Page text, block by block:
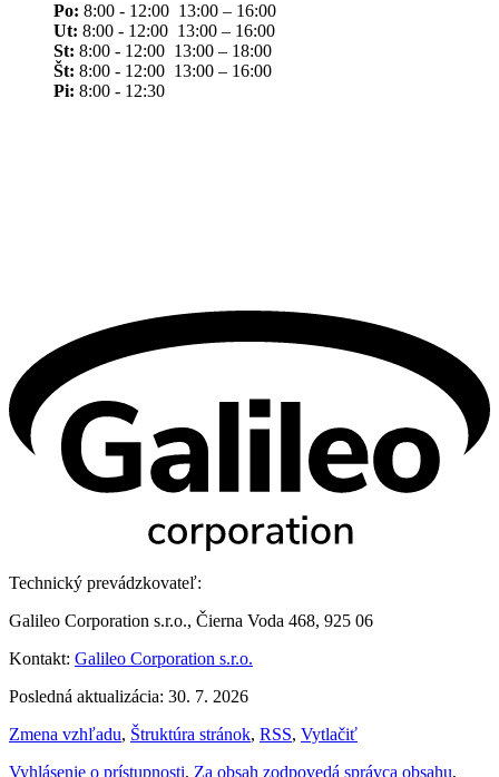
Po: 8:00 - 12:00 13:00 – 16:00
Ut: 8:00 - 12:00 13:00 – 16:00
St: 8:00 - 12:00 13:00 – 18:00
Št: 8:00 - 12:00 13:00 – 16:00
Pi: 8:00 - 12:30
Technický prevádzkovateľ:
Galileo Corporation s.r.o., Čierna Voda 468, 925 06
Kontakt: Galileo Corporation s.r.o.
Posledná aktualizácia: 30. 7. 2026
Zmena vzhľadu, Štruktúra stránok, RSS, Vytlačiť
Vyhlásenie o prístupnosti, Za obsah zodpovedá správca obsahu,